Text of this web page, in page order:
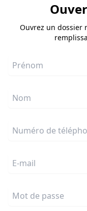
Ouvrez un dossier
Prénom
Nom
Numéro de téléphone
E-mail
Mot de passe